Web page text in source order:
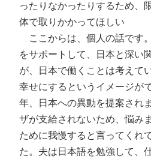
ったりなかったりするため、
体で取りかかってほしい
ここからは、個人の話です
をサポートして、日本と深い
が、日本で働くことは考えて
幸せにするというイメージが
年、日本への異動を提案され
ザが支給されないため、悩み
ために我慢すると言ってくれ
た。夫は日本語を勉強して、